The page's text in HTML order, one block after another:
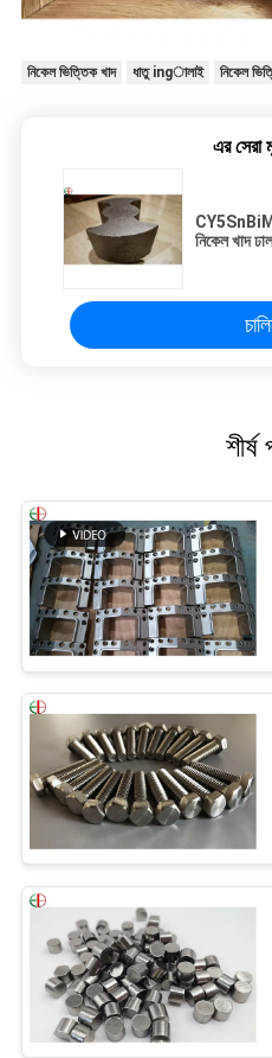
নিকেল ভিত্তিক খাদ ধাতু ingালাই নিকেল
এর সেরা
CY5SnBiM
নিকেল খাদ